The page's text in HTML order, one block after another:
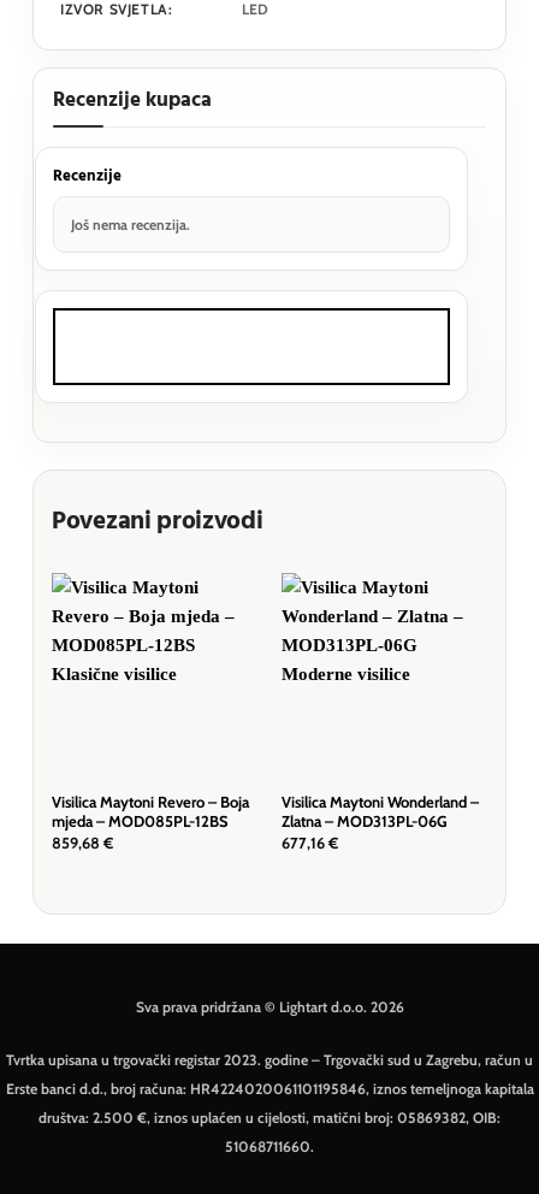
IZVOR SVJETLA: LED
Recenzije kupaca
Recenzije
Još nema recenzija.
Povezani proizvodi
Visilica Maytoni Revero – Boja
mjeda – MOD085PL-12BS
859,68 €
Visilica Maytoni Wonderland –
Zlatna – MOD313PL-06G
677,16 €
Sva prava pridržana © Lightart d.o.o. 2026
Tvrtka upisana u trgovački registar 2023. godine – Trgovački sud u Zagrebu, račun u
Erste banci d.d., broj računa: HR4224020061101195846, iznos temeljnoga kapitala
društva: 2.500 €, iznos uplaćen u cijelosti, matični broj: 05869382, OIB:
51068711660.